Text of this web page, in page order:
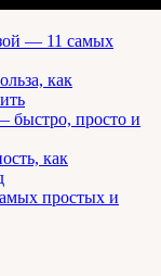
— 11 самых
как
быстро, просто и
как
простых и